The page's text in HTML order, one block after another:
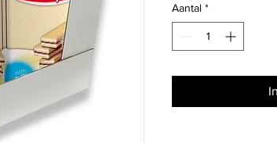
Kilogram
Aantal *